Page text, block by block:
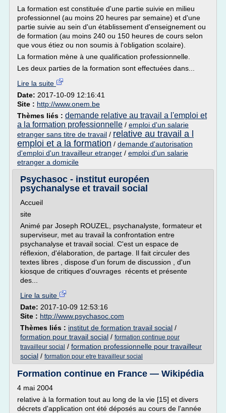
La formation est constituée d'une partie suivie en milieu
professionnel (au moins 20 heures par semaine) et d'une
partie suivie au sein d'un établissement d'enseignement ou
de formation (au moins 240 ou 150 heures de cours selon
que vous étiez ou non soumis à l'obligation scolaire).
La formation mène à une qualification professionnelle.
Les deux parties de la formation sont effectuées dans...
Lire la suite
Date: 2017-10-09 12:16:41
Site : http://www.onem.be
Thèmes liés : demande relative au travail a l'emploi et
a la formation professionnelle / emploi d'un salarie
etranger sans titre de travail / relative au travail a l
emploi et a la formation / demande d'autorisation
d'emploi d'un travailleur etranger / emploi d'un salarie
etranger a domicile
Psychasoc - institut européen
psychanalyse et travail social
Accueil
site
Animé par Joseph ROUZEL, psychanalyste, formateur et
superviseur, met au travail la confrontation entre
psychanalyse et travail social. C'est un espace de
réflexion, d'élaboration, de partage. Il fait circuler des
textes libres , dispose d'un forum de discussion , d'un
kiosque de critiques d'ouvrages récents et présente
des...
Lire la suite
Date: 2017-10-09 12:53:16
Site : http://www.psychasoc.com
Thèmes liés : institut de formation travail social /
formation pour travail social / formation continue pour
travailleur social / formation professionnelle pour travailleur
social / formation pour etre travailleur social
Formation continue en France — Wikipédia
4 mai 2004
relative à la formation tout au long de la vie [15] et divers
décrets d'application ont été déposés au cours de l'année